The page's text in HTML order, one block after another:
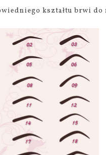
kształtu brwi